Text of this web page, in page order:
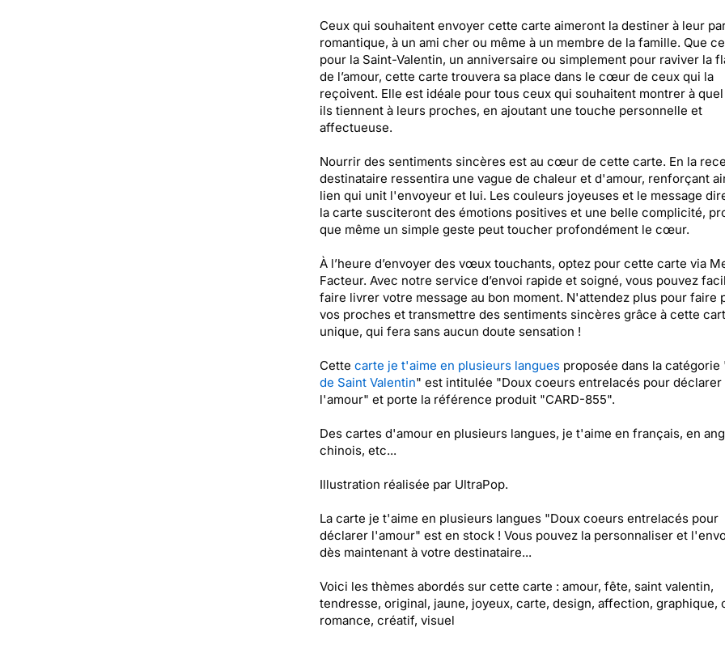
Ceux qui souhaitent envoyer cette carte aimeront la destiner à leur
romantique, à un ami cher ou même à un membre de la famille. Que
pour la Saint-Valentin, un anniversaire ou simplement pour raviver la
de l’amour, cette carte trouvera sa place dans le cœur de ceux qui la
reçoivent. Elle est idéale pour tous ceux qui souhaitent montrer à
ils tiennent à leurs proches, en ajoutant une touche personnelle et
affectueuse.
Nourrir des sentiments sincères est au cœur de cette carte. En la
destinataire ressentira une vague de chaleur et d'amour, renforçant
lien qui unit l'envoyeur et lui. Les couleurs joyeuses et le message
la carte susciteront des émotions positives et une belle complicité,
que même un simple geste peut toucher profondément le cœur.
À l’heure d’envoyer des vœux touchants, optez pour cette carte via
Facteur. Avec notre service d’envoi rapide et soigné, vous pouvez
faire livrer votre message au bon moment. N'attendez plus pour faire
vos proches et transmettre des sentiments sincères grâce à cette
unique, qui fera sans aucun doute sensation !
Cette carte je t'aime en plusieurs languesproposée dans la catégorie
de Saint Valentin" est intitulée "Doux coeurs entrelacés pour déclarer
l'amour" et porte la référence produit "CARD-855".
Des cartes d'amour en plusieurs langues, je t'aime en français, en
chinois, etc...
Illustration réalisée par UltraPop.
La carte je t'aime en plusieurs langues "Doux coeurs entrelacés pour
déclarer l'amour" est en stock ! Vous pouvez la personnaliser et
dès maintenant à votre destinataire...
Voici les thèmes abordés sur cette carte : amour, fête, saint valentin,
tendresse, original, jaune, joyeux, carte, design, affection,
romance, créatif, visuel